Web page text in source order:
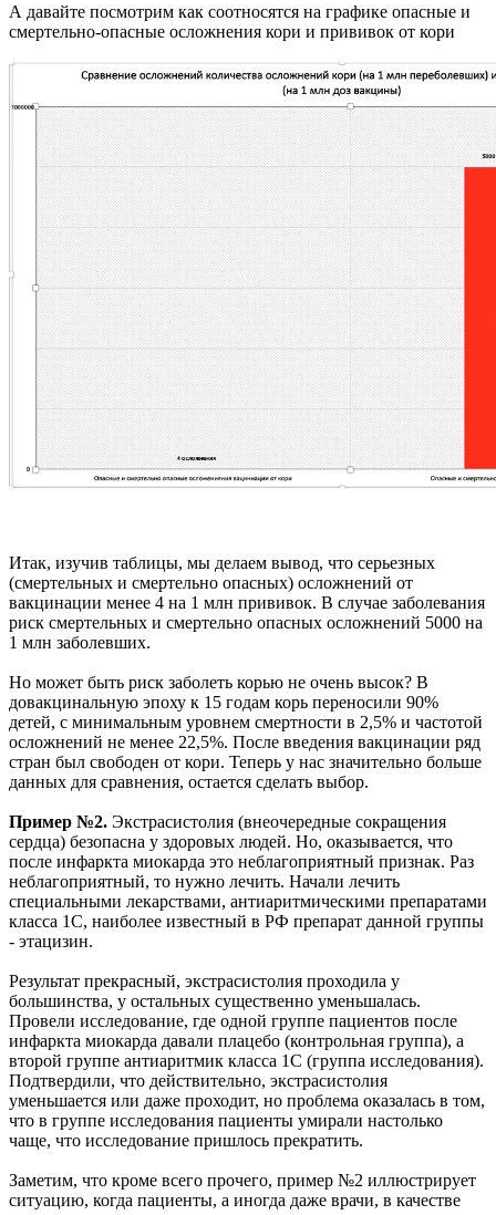
А давайте посмотрим как соотносятся на графике опасные и
смертельно-опасные осложнения кори и прививок от кори
Итак, изучив таблицы, мы делаем вывод, что серьезных
(смертельных и смертельно опасных) осложнений от
вакцинации менее 4 на 1 млн прививок. В случае заболевания
риск смертельных и смертельно опасных осложнений 5000 на
1 млн заболевших.
Но может быть риск заболеть корью не очень высок? В
довакцинальную эпоху к 15 годам корь переносили 90%
детей, с минимальным уровнем смертности в 2,5% и частотой
осложнений не менее 22,5%. После введения вакцинации ряд
стран был свободен от кори. Теперь у нас значительно больше
данных для сравнения, остается сделать выбор.
Пример №2. Экстрасистолия (внеочередные сокращения
сердца) безопасна у здоровых людей. Но, оказывается, что
после инфаркта миокарда это неблагоприятный признак. Раз
неблагоприятный, то нужно лечить. Начали лечить
специальными лекарствами, антиаритмическими препаратами
класса 1С, наиболее известный в РФ препарат данной группы
- этацизин.
Результат прекрасный, экстрасистолия проходила у
большинства, у остальных существенно уменьшалась.
Провели исследование, где одной группе пациентов после
инфаркта миокарда давали плацебо (контрольная группа), а
второй группе антиаритмик класса 1С (группа исследования).
Подтвердили, что действительно, экстрасистолия
уменьшается или даже проходит, но проблема оказалась в том,
что в группе исследования пациенты умирали настолько
чаще, что исследование пришлось прекратить.
Заметим, что кроме всего прочего, пример №2 иллюстрирует
ситуацию, когда пациенты, а иногда даже врачи, в качестве